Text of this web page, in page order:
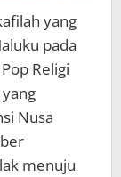
yang
pada
Religi
Nusa
menuju